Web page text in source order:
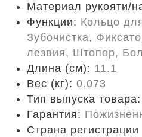
Материал рукояти/
Функции: Кольцо
Зубочистка,
лезвия, Штопор,
Длина (cм): 11.1
Вес (кг): 0.073
Тип выпуска товара:
Гарантия:
Страна